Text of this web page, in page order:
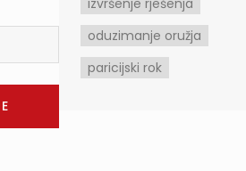
izvršenje rješenja
oduzimanje oružja
paricijski rok